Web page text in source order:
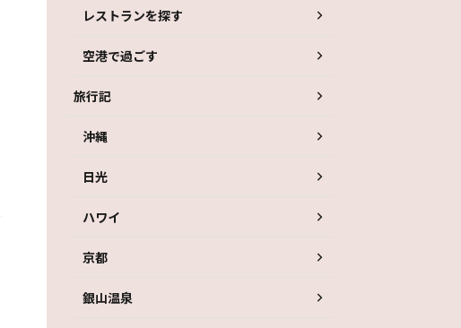
レストランを探す
空港で過ごす
旅行記
沖縄
日光
ハワイ
京都
銀山温泉